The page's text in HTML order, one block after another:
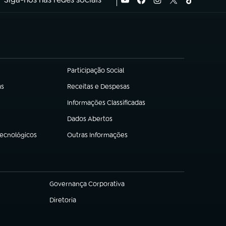
Participação Social
(abre em nova aba)
Receitas e Despesas
(abre em nova aba)
Informações Classificadas
(abre em nova aba)
Dados Abertos
(abre em nova aba)
Outras Informações
(abre em nova aba)
Governança Corporativa
(abre em nova aba)
Diretoria
(abre em nova aba)